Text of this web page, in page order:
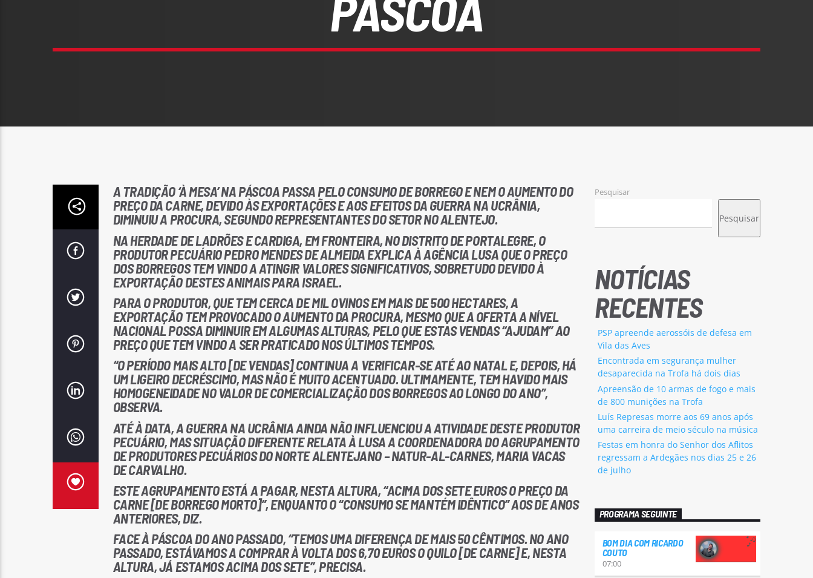
A TRADIÇÃO ‘À MESA’ NA PÁSCOA PASSA PELO CONSUMO DE BORREGO E NEM O AUMENTO DO
PREÇO DA CARNE, DEVIDO ÀS EXPORTAÇÕES E AOS EFEITOS DA GUERRA NA UCRÂNIA,
DIMINUIU A PROCURA, SEGUNDO REPRESENTANTES DO SETOR NO ALENTEJO.
NA HERDADE DE LADRÕES E CARDIGA, EM FRONTEIRA, NO DISTRITO DE PORTALEGRE, O
PRODUTOR PECUÁRIO PEDRO MENDES DE ALMEIDA EXPLICA À AGÊNCIA LUSA QUE O PREÇO
DOS BORREGOS TEM VINDO A ATINGIR VALORES SIGNIFICATIVOS, SOBRETUDO DEVIDO À
EXPORTAÇÃO DESTES ANIMAIS PARA ISRAEL.
PARA O PRODUTOR, QUE TEM CERCA DE MIL OVINOS EM MAIS DE 500 HECTARES, A
EXPORTAÇÃO TEM PROVOCADO O AUMENTO DA PROCURA, MESMO QUE A OFERTA A NÍVEL
NACIONAL POSSA DIMINUIR EM ALGUMAS ALTURAS, PELO QUE ESTAS VENDAS “AJUDAM” AO
PREÇO QUE TEM VINDO A SER PRATICADO NOS ÚLTIMOS TEMPOS.
“O PERÍODO MAIS ALTO [DE VENDAS] CONTINUA A VERIFICAR-SE ATÉ AO NATAL E, DEPOIS, HÁ
UM LIGEIRO DECRÉSCIMO, MAS NÃO É MUITO ACENTUADO. ULTIMAMENTE, TEM HAVIDO MAIS
HOMOGENEIDADE NO VALOR DE COMERCIALIZAÇÃO DOS BORREGOS AO LONGO DO ANO”,
OBSERVA.
ATÉ À DATA, A GUERRA NA UCRÂNIA AINDA NÃO INFLUENCIOU A ATIVIDADE DESTE PRODUTOR
PECUÁRIO, MAS SITUAÇÃO DIFERENTE RELATA À LUSA A COORDENADORA DO AGRUPAMENTO
DE PRODUTORES PECUÁRIOS DO NORTE ALENTEJANO – NATUR-AL-CARNES, MARIA VACAS
DE CARVALHO.
ESTE AGRUPAMENTO ESTÁ A PAGAR, NESTA ALTURA, “ACIMA DOS SETE EUROS O PREÇO DA
CARNE [DE BORREGO MORTO]”, ENQUANTO O “CONSUMO SE MANTÉM IDÊNTICO” AOS DE ANOS
ANTERIORES, DIZ.
FACE À PÁSCOA DO ANO PASSADO, “TEMOS UMA DIFERENÇA DE MAIS 50 CÊNTIMOS. NO ANO
PASSADO, ESTÁVAMOS A COMPRAR À VOLTA DOS 6,70 EUROS O QUILO [DE CARNE] E, NESTA
ALTURA, JÁ ESTAMOS ACIMA DOS SETE”, PRECISA.
Pesquisar
Pesquisar
NOTÍCIAS
RECENTES
PSP apreende aerossóis de defesa em
Vila das Aves
Encontrada em segurança mulher
desaparecida na Trofa há dois dias
Apreensão de 10 armas de fogo e mais
de 800 munições na Trofa
Luís Represas morre aos 69 anos após
uma carreira de meio século na música
Festas em honra do Senhor dos Aflitos
regressam a Ardegães nos dias 25 e 26
de julho
PROGRAMA SEGUINTE
BOM DIA COM RICARDO
COUTO
07:00